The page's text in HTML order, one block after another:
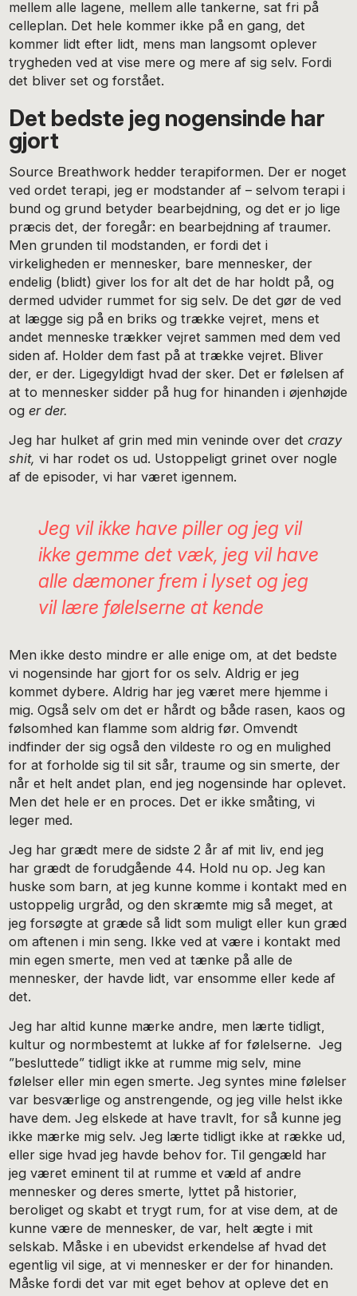
mellem alle lagene, mellem alle tankerne, sat fri på
celleplan. Det hele kommer ikke på en gang, det
kommer lidt efter lidt, mens man langsomt oplever
trygheden ved at vise mere og mere af sig selv. Fordi
det bliver set og forstået.
Det bedste jeg nogensinde har
gjort
Source Breathwork hedder terapiformen. Der er noget
ved ordet terapi, jeg er modstander af – selvom terapi i
bund og grund betyder bearbejdning, og det er jo lige
præcis det, der foregår: en bearbejdning af traumer.
Men grunden til modstanden, er fordi det i
virkeligheden er mennesker, bare mennesker, der
endelig (blidt) giver los for alt det de har holdt på, og
dermed udvider rummet for sig selv. De det gør de ved
at lægge sig på en briks og trække vejret, mens et
andet menneske trækker vejret sammen med dem ved
siden af. Holder dem fast på at trække vejret. Bliver
der, er der. Ligegyldigt hvad der sker. Det er følelsen af
at to mennesker sidder på hug for hinanden i øjenhøjde
oger der.
Jeg har hulket af grin med min veninde over detcrazy
shit,vi har rodet os ud. Ustoppeligt grinet over nogle
af de episoder, vi har været igennem.
Jeg vil ikke have piller og jeg vil
ikke gemme det væk, jeg vil have
alle dæmoner frem i lyset og jeg
vil lære følelserne at kende
Men ikke desto mindre er alle enige om, at det bedste
vi nogensinde har gjort for os selv. Aldrig er jeg
kommet dybere. Aldrig har jeg været mere hjemme i
mig. Også selv om det er hårdt og både rasen, kaos og
følsomhed kan flamme som aldrig før. Omvendt
indfinder der sig også den vildeste ro og en mulighed
for at forholde sig til sit sår, traume og sin smerte, der
når et helt andet plan, end jeg nogensinde har oplevet.
Men det hele er en proces. Det er ikke småting, vi
leger med.
Jeg har grædt mere de sidste 2 år af mit liv, end jeg
har grædt de forudgående 44. Hold nu op. Jeg kan
huske som barn, at jeg kunne komme i kontakt med en
ustoppelig urgråd, og den skræmte mig så meget, at
jeg forsøgte at græde så lidt som muligt eller kun græd
om aftenen i min seng. Ikke ved at være i kontakt med
min egen smerte, men ved at tænke på alle de
mennesker, der havde lidt, var ensomme eller kede af
det.
Jeg har altid kunne mærke andre, men lærte tidligt,
kultur og normbestemt at lukke af for følelserne. Jeg
”besluttede” tidligt ikke at rumme mig selv, mine
følelser eller min egen smerte. Jeg syntes mine følelser
var besværlige og anstrengende, og jeg ville helst ikke
have dem. Jeg elskede at have travlt, for så kunne jeg
ikke mærke mig selv. Jeg lærte tidligt ikke at række ud,
eller sige hvad jeg havde behov for. Til gengæld har
jeg været eminent til at rumme et væld af andre
mennesker og deres smerte, lyttet på historier,
beroliget og skabt et trygt rum, for at vise dem, at de
kunne være de mennesker, de var, helt ægte i mit
selskab. Måske i en ubevidst erkendelse af hvad det
egentlig vil sige, at vi mennesker er der for hinanden.
Måske fordi det var mit eget behov at opleve det en